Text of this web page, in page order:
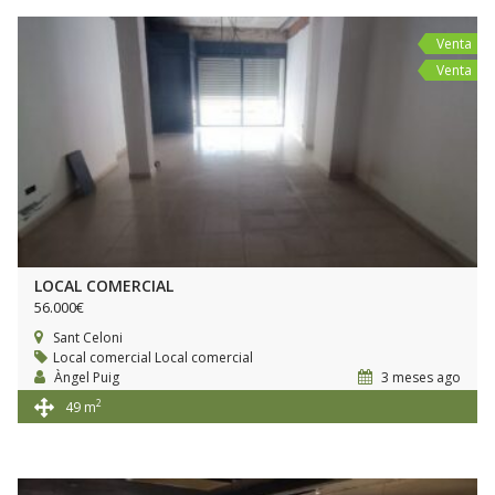
Venta
Venta
LOCAL COMERCIAL
56.000€
Sant Celoni
Local comercial Local comercial
Àngel Puig
3 meses ago
49 m2